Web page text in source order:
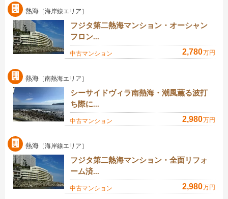
熱海 ［海岸線エリア］
フジタ第二熱海マンション・オーシャン
フロン...
中古マンション 2,780万円
熱海 ［南熱海エリア］
シーサイドヴィラ南熱海・潮風薫る波打
ち際に...
中古マンション 2,980万円
熱海 ［海岸線エリア］
フジタ第二熱海マンション・全面リフォ
ーム済...
中古マンション 2,980万円